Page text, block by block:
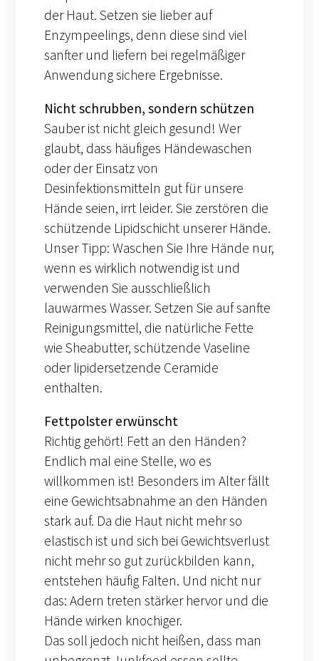
der Haut. Setzen sie lieber auf
Enzympeelings, denn diese sind viel
sanfter und liefern bei regelmäßiger
Anwendung sichere Ergebnisse.
Nicht schrubben, sondern schützen
Sauber ist nicht gleich gesund! Wer
glaubt, dass häufiges Händewaschen
oder der Einsatz von
Desinfektionsmitteln gut für unsere
Hände seien, irrt leider. Sie zerstören die
schützende Lipidschicht unserer Hände.
Unser Tipp: Waschen Sie Ihre Hände nur,
wenn es wirklich notwendig ist und
verwenden Sie ausschließlich
lauwarmes Wasser. Setzen Sie auf sanfte
Reinigungsmittel, die natürliche Fette
wie Sheabutter, schützende Vaseline
oder lipidersetzende Ceramide
enthalten.
Fettpolster erwünscht
Richtig gehört! Fett an den Händen?
Endlich mal eine Stelle, wo es
willkommen ist! Besonders im Alter fällt
eine Gewichtsabnahme an den Händen
stark auf. Da die Haut nicht mehr so
elastisch ist und sich bei Gewichtsverlust
nicht mehr so gut zurückbilden kann,
entstehen häufig Falten. Und nicht nur
das: Adern treten stärker hervor und die
Hände wirken knochiger.
Das soll jedoch nicht heißen, dass man